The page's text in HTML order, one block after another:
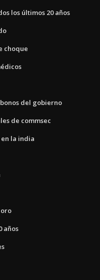
los últimos 20 años
choque
del gobierno
de commsec
la india
años